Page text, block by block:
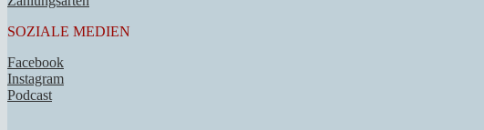
SOZIALE MEDIEN
Facebook
Instagram
Podcast